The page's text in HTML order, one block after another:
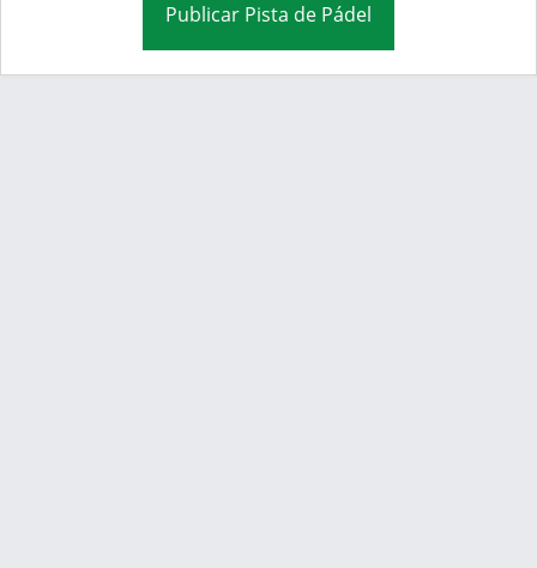
Publicar Pista de Pádel